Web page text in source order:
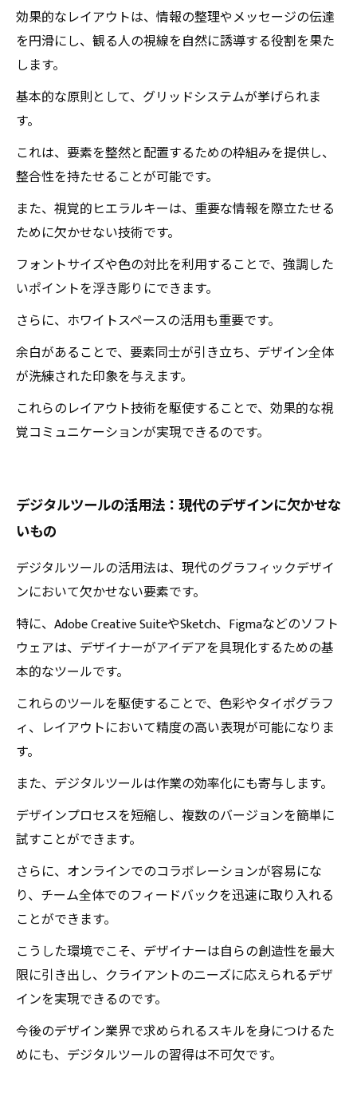
効果的なレイアウトは、情報の整理やメッセージの伝達
を円滑にし、観る人の視線を自然に誘導する役割を果た
します。
基本的な原則として、グリッドシステムが挙げられま
す。
これは、要素を整然と配置するための枠組みを提供し、
整合性を持たせることが可能です。
また、視覚的ヒエラルキーは、重要な情報を際立たせる
ために欠かせない技術です。
フォントサイズや色の対比を利用することで、強調した
いポイントを浮き彫りにできます。
さらに、ホワイトスペースの活用も重要です。
余白があることで、要素同士が引き立ち、デザイン全体
が洗練された印象を与えます。
これらのレイアウト技術を駆使することで、効果的な視
覚コミュニケーションが実現できるのです。
デジタルツールの活用法：現代のデザインに欠かせな
いもの
デジタルツールの活用法は、現代のグラフィックデザイ
ンにおいて欠かせない要素です。
特に、Adobe Creative SuiteやSketch、Figmaなどのソフト
ウェアは、デザイナーがアイデアを具現化するための基
本的なツールです。
これらのツールを駆使することで、色彩やタイポグラフ
ィ、レイアウトにおいて精度の高い表現が可能になりま
す。
また、デジタルツールは作業の効率化にも寄与します。
デザインプロセスを短縮し、複数のバージョンを簡単に
試すことができます。
さらに、オンラインでのコラボレーションが容易にな
り、チーム全体でのフィードバックを迅速に取り入れる
ことができます。
こうした環境でこそ、デザイナーは自らの創造性を最大
限に引き出し、クライアントのニーズに応えられるデザ
インを実現できるのです。
今後のデザイン業界で求められるスキルを身につけるた
めにも、デジタルツールの習得は不可欠です。